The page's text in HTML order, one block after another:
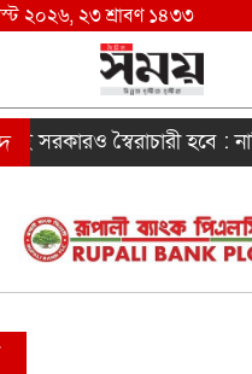
২০২৬, ২৩ শ্রাবণ ১৪৩৩
স্বৈরাচারী হবে :